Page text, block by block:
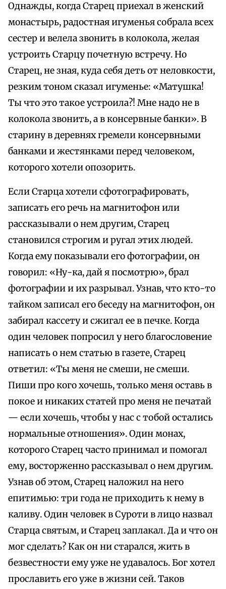
Однажды, когда Старец приехал в женский
монастырь, радостная игуменья собрала всех
сестер и велела звонить в колокола, желая
устроить Старцу почетную встречу. Но
Старец, не зная, куда себя деть от неловкости,
резким тоном сказал игуменье: «Матушка!
Ты что это такое устроила?! Мне надо не в
колокола звонить, а в консервные банки». В
старину в деревнях гремели консервными
банками и жестянками перед человеком,
которого хотели опозорить.
Если Старца хотели сфотографировать,
записать его речь на магнитофон или
рассказывали о нем другим, Старец
становился строгим и ругал этих людей.
Когда ему показывали его фотографии, он
говорил: «Ну-ка, дай я посмотрю», брал
фотографии и их разрывал. Узнав, что кто-то
тайком записал его беседу на магнитофон, он
забирал кассету и сжигал ее в печке. Когда
один человек попросил у него благословение
написать о нем статью в газете, Старец
ответил: «Ты меня не смеши, не смеши.
Пиши про кого хочешь, только меня оставь в
покое и никаких статей про меня не печатай
— если хочешь, чтобы у нас с тобой остались
нормальные отношения». Один монах,
которого Старец часто принимал и помогал
ему, восторженно рассказывал о нем другим.
Узнав об этом, Старец наложил на него
епитимью: три года не приходить к нему в
каливу. Один человек в Суроти в лицо назвал
Старца святым, и Старец заплакал. Да и что он
мог сделать? Как он ни старался, жить в
безвестности ему уже не удавалось. Бог хотел
прославить его уже в жизни сей. Таков